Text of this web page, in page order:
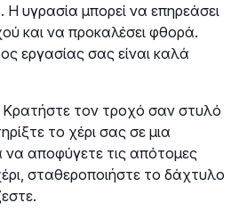
υγρασία μπορεί να επηρεάσει
και να προκαλέσει φθορά.
εργασίας σας είναι καλά
Κρατήστε τον τροχό σαν στυλό
το χέρι σας σε μια
να αποφύγετε τις απότομες
σταθεροποιήστε το δάχτυλο